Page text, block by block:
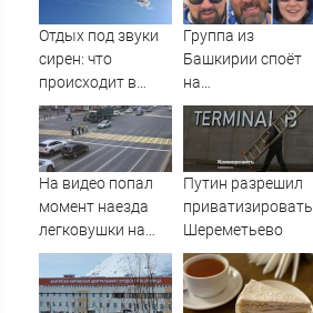
Отдых под звуки
сирен: что
происходит в
Сочи на фоне
массированных
атак
беспилотников
Группа из
Башкирии споёт
на
географическом
Северном полюсе
На видео попал
момент наезда
легковушки на
пешеходов, где
пострадали
минимум восемь
Путин разрешил
приватизировать
Шереметьево